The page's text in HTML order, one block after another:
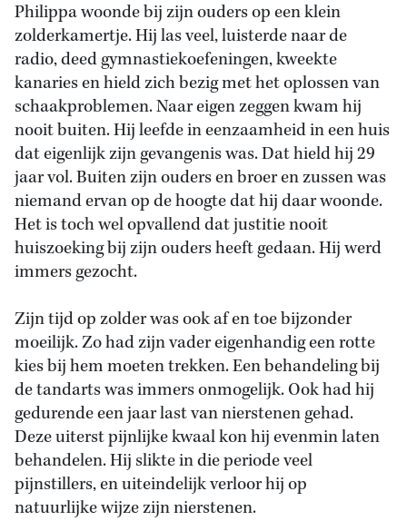
Philippa woonde bij zijn ouders op een klein
zolderkamertje. Hij las veel, luisterde naar de
radio, deed gymnastiekoefeningen, kweekte
kanaries en hield zich bezig met het oplossen van
schaakproblemen. Naar eigen zeggen kwam hij
nooit buiten. Hij leefde in eenzaamheid in een huis
dat eigenlijk zijn gevangenis was. Dat hield hij 29
jaar vol. Buiten zijn ouders en broer en zussen was
niemand ervan op de hoogte dat hij daar woonde.
Het is toch wel opvallend dat justitie nooit
huiszoeking bij zijn ouders heeft gedaan. Hij werd
immers gezocht.
Zijn tijd op zolder was ook af en toe bijzonder
moeilijk. Zo had zijn vader eigenhandig een rotte
kies bij hem moeten trekken. Een behandeling bij
de tandarts was immers onmogelijk. Ook had hij
gedurende een jaar last van nierstenen gehad.
Deze uiterst pijnlijke kwaal kon hij evenmin laten
behandelen. Hij slikte in die periode veel
pijnstillers, en uiteindelijk verloor hij op
natuurlijke wijze zijn nierstenen.